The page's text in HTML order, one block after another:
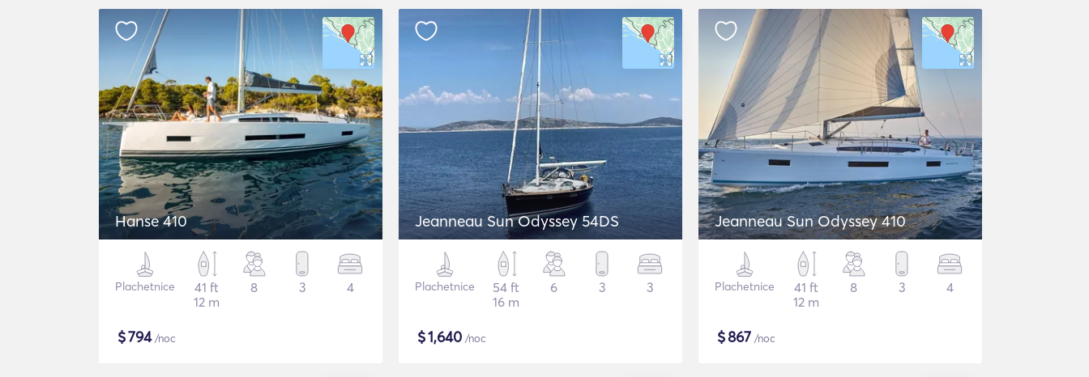
Hanse 410
Plachetnice
41 ft
12 m
8 3 4
$794/noc
Jeanneau Sun Odyssey 54DS
Plachetnice
54 ft
16 m
6 3 3
$1,640 /noc
Jeanneau Sun Odyssey 410
Plachetnice
41 ft
12 m
8 3 4
$867 /noc